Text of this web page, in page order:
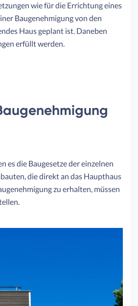
wie für die Errichtung eines
Baugenehmigung von den
Haus geplant ist. Daneben
erfüllt werden.
es die Baugesetze der einzelnen
die direkt an das Haupthaus
zu erhalten, müssen